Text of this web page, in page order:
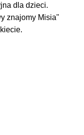
dla dzieci.
znajomy Misia"